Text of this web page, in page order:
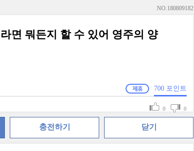
NO.180809182
면 뭐든지 할 수 있어 영주의 양
700 포인트
0 0
충전하기 닫기